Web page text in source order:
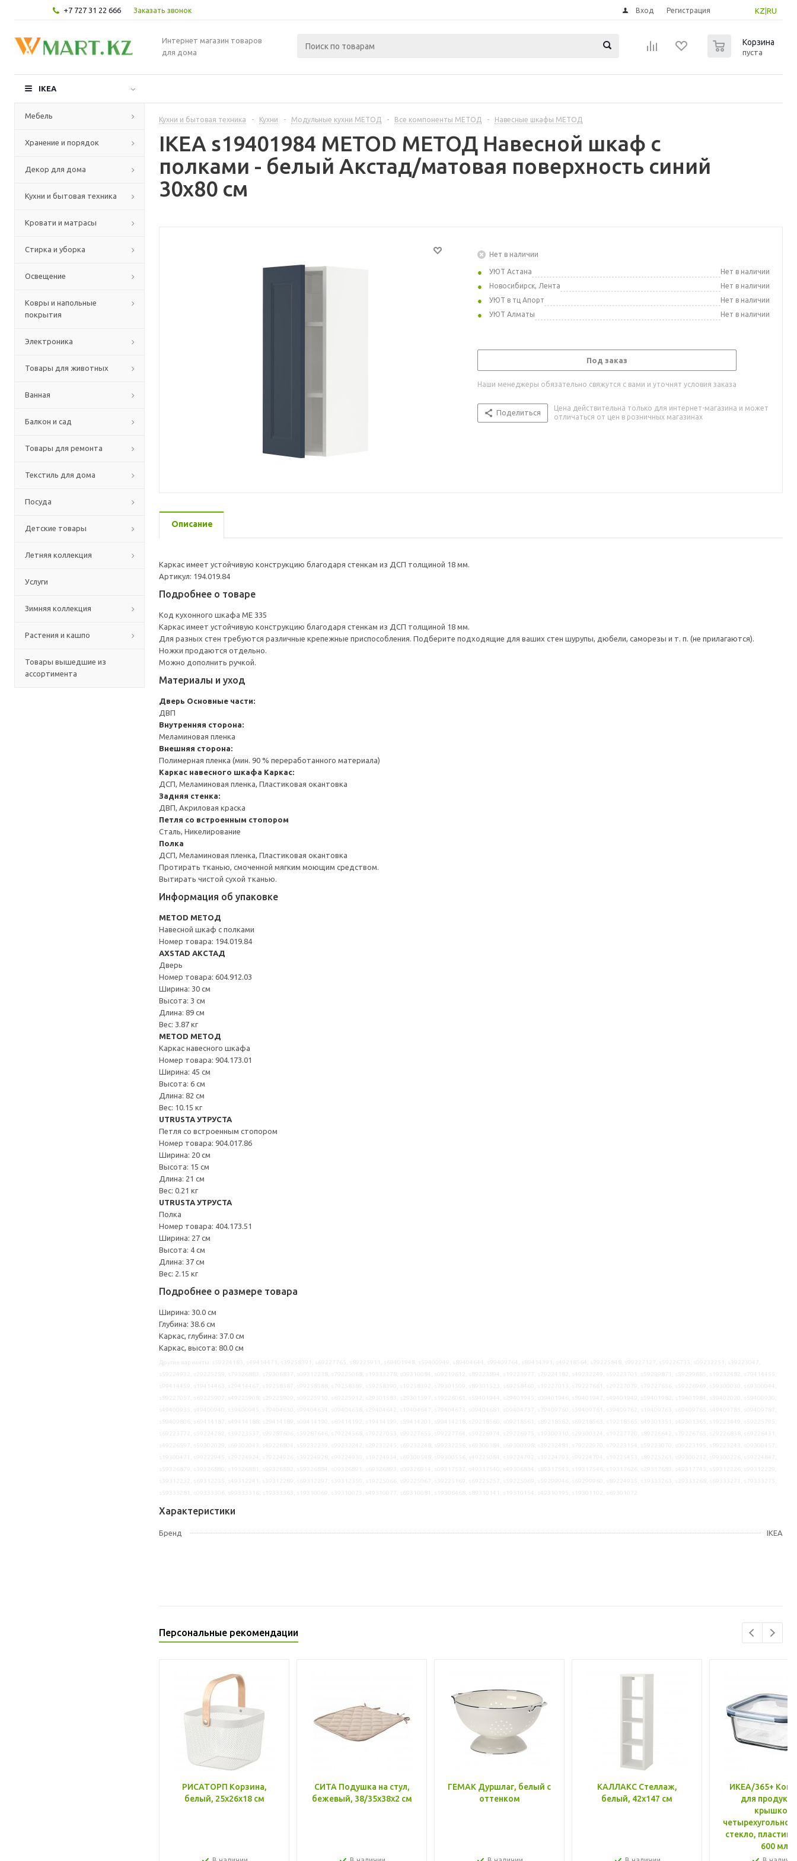
+7 727 31 22 666 Заказать звонок KZ RU
Вход Регистрация
Интернет магазин товаров
для дома
Корзина
пуста
IKEA
Мебель
Хранение и порядок
Декор для дома
Кухни и бытовая техника
Кровати и матрасы
Стирка и уборка
Освещение
Ковры и напольные
покрытия
Электроника
Товары для животных
Ванная
Балкон и сад
Товары для ремонта
Текстиль для дома
Посуда
Детские товары
Летняя коллекция
Услуги
Зимняя коллекция
Растения и кашпо
Товары вышедшие из
ассортимента
Кухни и бытовая техника - Кухни - Модульные кухни МЕТОД - Все компоненты МЕТОД - Навесные шкафы МЕТОД
IKEA s19401984 METOD МЕТОД Навесной шкаф с
полками - белый Акстад/матовая поверхность синий
30x80 см
Нет в наличии
УЮТ Астана
Нет в наличии
Новосибирск, Лента
Нет в наличии
УЮТ в тц Апорт
Нет в наличии
УЮТ Алматы
Нет в наличии
Под заказ
Наши менеджеры обязательно свяжутся с вами и уточнят условия заказа
Поделиться
Цена действительна только для интернет-магазина и может
отличаться от цен в розничных магазинах
Описание
Каркас имеет устойчивую конструкцию благодаря стенкам из ДСП толщиной 18 мм.
Артикул: 194.019.84
Подробнее о товаре
Код кухонного шкафа ME 335
Каркас имеет устойчивую конструкцию благодаря стенкам из ДСП толщиной 18 мм.
Для разных стен требуются различные крепежные приспособления. Подберите подходящие для ваших стен шурупы, дюбели, саморезы и т. п. (не прилагаются).
Ножки продаются отдельно.
Можно дополнить ручкой.
Материалы и уход
Дверь Основные части:
ДВП
Внутренняя сторона:
Меламиновая пленка
Внешняя сторона:
Полимерная пленка (мин. 90 % переработанного материала)
Каркас навесного шкафа Каркас:
ДСП, Меламиновая пленка, Пластиковая окантовка
Задняя стенка:
ДВП, Акриловая краска
Петля со встроенным стопором
Сталь, Никелирование
Полка
ДСП, Меламиновая пленка, Пластиковая окантовка
Протирать тканью, смоченной мягким моющим средством.
Вытирать чистой сухой тканью.
Информация об упаковке
METOD МЕТОД
Навесной шкаф с полками
Номер товара: 194.019.84
AXSTAD АКСТАД
Дверь
Номер товара: 604.912.03
Ширина: 30 см
Высота: 3 см
Длина: 89 см
Вес: 3.87 кг
METOD МЕТОД
Каркас навесного шкафа
Номер товара: 904.173.01
Ширина: 45 см
Высота: 6 см
Длина: 82 см
Вес: 10.15 кг
UTRUSTA УТРУСТА
Петля со встроенным стопором
Номер товара: 904.017.86
Ширина: 20 см
Высота: 15 см
Длина: 21 см
Вес: 0.21 кг
UTRUSTA УТРУСТА
Полка
Номер товара: 404.173.51
Ширина: 27 см
Высота: 4 см
Длина: 37 см
Вес: 2.15 кг
Подробнее о размере товара
Ширина: 30.0 см
Глубина: 38.6 см
Каркас, глубина: 37.0 см
Каркас, высота: 80.0 см
Характеристики
Бренд IKEA
Персональные рекомендации
РИСАТОРП Корзина,
белый, 25x26x18 см
СИТА Подушка на стул,
бежевый, 38/35x38x2 см
ГЕМАК Дуршлаг, белый с
оттенком
КАЛЛАКС Стеллаж,
белый, 42x147 см
ИКЕА/365+
для
крышкой,
стекло, пластик
600 мл